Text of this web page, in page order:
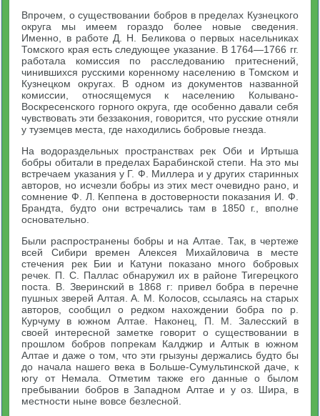
Впрочем, о существовании бобров в пределах Кузнецкого
округа мы имеем гораздо более новые сведения.
Именно, в работе Д. Н. Беликова о первых насельниках
Томского края есть следующее указание. В 1764—1766 гг.
работала комиссия по расследованию притеснений,
чинившихся русскими коренному населению в Томском и
Кузнецком округах. В одном из документов названной
комиссии, относящемуся к населению Колывано-
Воскресенского горного округа, где особенно давали себя
чувствовать эти беззакония, говорится, что русские отняли
у туземцев места, где находились бобровые гнезда.
На водораздельных пространствах рек Оби и Иртыша
бобры обитали в пределах Барабинской степи. На это мы
встречаем указания у Г. Ф. Миллера и у других старинных
авторов, но исчезли бобры из этих мест очевидно рано, и
сомнение Ф. Л. Кеппена в достоверности показания И. Ф.
Брандта, будто они встречались там в 1850 г., вполне
основательно.
Были распространены бобры и на Алтае. Так, в чертеже
всей Сибири времен Алексея Михайловича в месте
стечения рек Бии и Катуни показано много бобровых
речек. П. С. Паллас обнаружил их в районе Тигерецкого
поста. В. Зверинский в 1868 г: привел бобра в перечне
пушных зверей Алтая. А. М. Колосов, ссылаясь на старых
авторов, сообщил о редком нахождении бобра по р.
Курчуму в южном Алтае. Наконец, П. М. Залесский в
своей интересной заметке говорит о существовании в
прошлом бобров попрекам Калджир и Алтык в южном
Алтае и даже о том, что эти грызуны держались будто бы
до начала нашего века в Больше-Сумультинской даче, к
югу от Немала. Отметим также его данные о былом
пребывании бобров в Западном Алтае и у оз. Шира, в
местности ныне вовсе безлесной.